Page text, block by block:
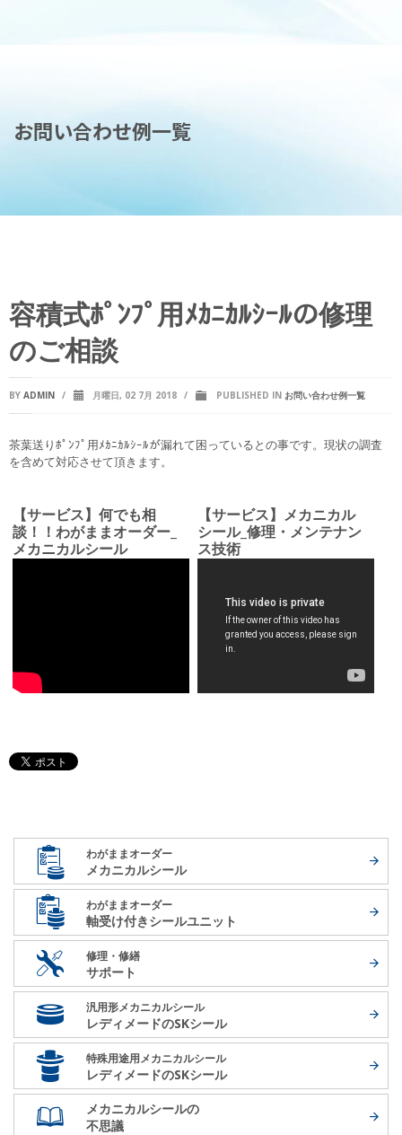
お問い合わせ例一覧
容積式ﾎﾟﾝﾌﾟ用ﾒｶﾆｶﾙｼｰﾙの修理
のご相談
BY ADMIN / 月曜日, 02 7月 2018 / PUBLISHED IN お問い合わせ例一覧
茶葉送りﾎﾟﾝﾌﾟ用ﾒｶﾆｶﾙｼｰﾙが漏れて困っているとの事です。現状の調査
を含めて対応させて頂きます。
【サービス】何でも相
談！！わがままオーダー_
メカニカルシール
【サービス】メカニカル
シール_修理・メンテナン
ス技術
わがままオーダー
メカニカルシール
わがままオーダー
軸受け付きシールユニット
修理・修繕
サポート
汎用形メカニカルシール
レディメードのSKシール
特殊用途用メカニカルシール
レディメードのSKシール
メカニカルシールの
不思議